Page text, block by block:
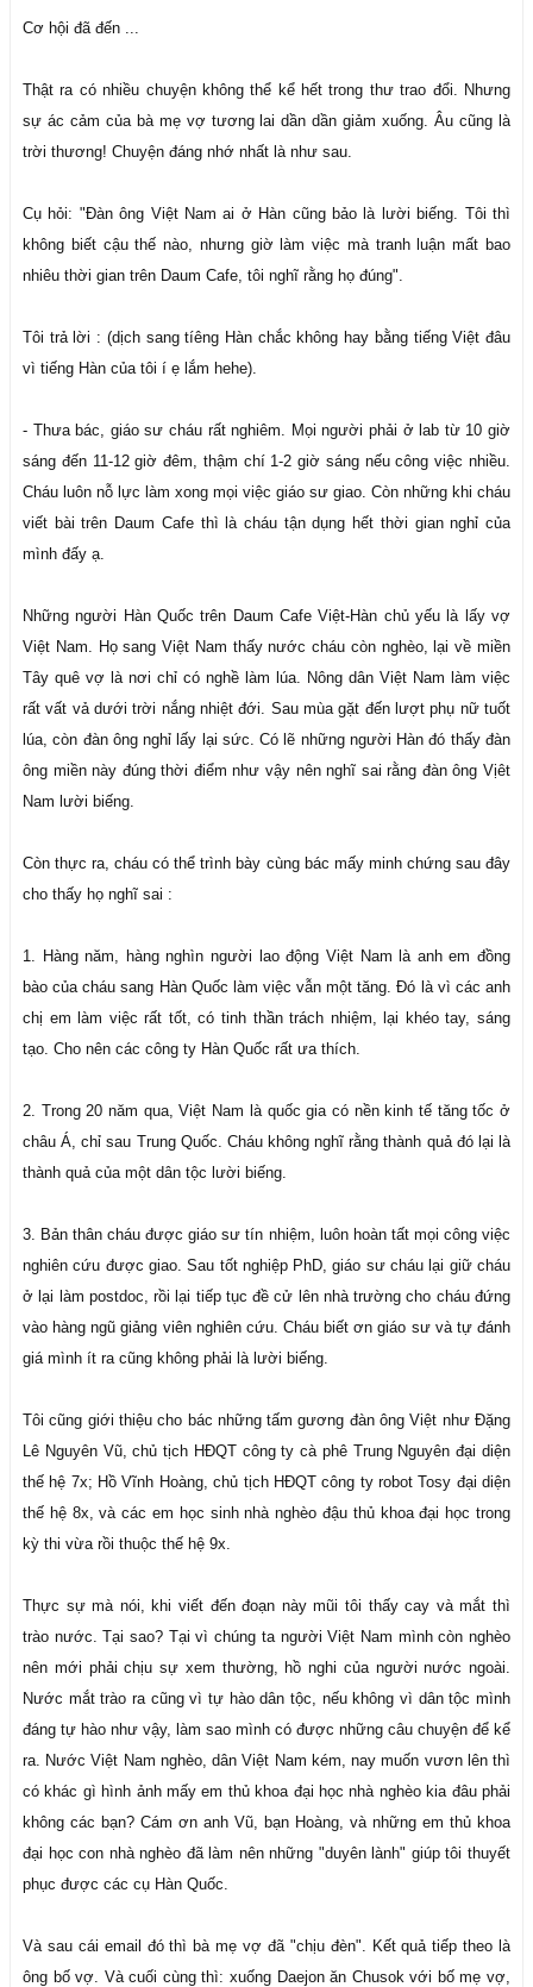
Cơ hội đã đến ...
Thật ra có nhiều chuyện không thể kể hết trong thư trao đổi. Nhưng
sự ác cảm của bà mẹ vợ tương lai dần dần giảm xuống. Âu cũng là
trời thương! Chuyện đáng nhớ nhất là như sau.
Cụ hỏi: "Đàn ông Việt Nam ai ở Hàn cũng bảo là lười biếng. Tôi thì
không biết cậu thế nào, nhưng giờ làm việc mà tranh luận mất bao
nhiêu thời gian trên Daum Cafe, tôi nghĩ rằng họ đúng".
Tôi trả lời : (dịch sang tíêng Hàn chắc không hay bằng tiếng Việt đâu
vì tiếng Hàn của tôi í ẹ lắm hehe).
- Thưa bác, giáo sư cháu rất nghiêm. Mọi người phải ở lab từ 10 giờ
sáng đến 11-12 giờ đêm, thậm chí 1-2 giờ sáng nếu công việc nhiều.
Cháu luôn nỗ lực làm xong mọi việc giáo sư giao. Còn những khi cháu
viết bài trên Daum Cafe thì là cháu tận dụng hết thời gian nghỉ của
mình đấy ạ.
Những người Hàn Quốc trên Daum Cafe Việt-Hàn chủ yếu là lấy vợ
Việt Nam. Họ sang Việt Nam thấy nước cháu còn nghèo, lại về miền
Tây quê vợ là nơi chỉ có nghề làm lúa. Nông dân Việt Nam làm việc
rất vất vả dưới trời nắng nhiệt đới. Sau mùa gặt đến lượt phụ nữ tuốt
lúa, còn đàn ông nghỉ lấy lại sức. Có lẽ những người Hàn đó thấy đàn
ông miền này đúng thời điểm như vậy nên nghĩ sai rằng đàn ông Vịêt
Nam lười biếng.
Còn thực ra, cháu có thể trình bày cùng bác mấy minh chứng sau đây
cho thấy họ nghĩ sai :
1. Hàng năm, hàng nghìn người lao động Việt Nam là anh em đồng
bào của cháu sang Hàn Quốc làm việc vẫn một tăng. Đó là vì các anh
chị em làm việc rất tốt, có tinh thần trách nhiệm, lại khéo tay, sáng
tạo. Cho nên các công ty Hàn Quốc rất ưa thích.
2. Trong 20 năm qua, Việt Nam là quốc gia có nền kinh tế tăng tốc ở
châu Á, chỉ sau Trung Quốc. Cháu không nghĩ rằng thành quả đó lại là
thành quả của một dân tộc lười biếng.
3. Bản thân cháu được giáo sư tín nhiệm, luôn hoàn tất mọi công việc
nghiên cứu được giao. Sau tốt nghiệp PhD, giáo sư cháu lại giữ cháu
ở lại làm postdoc, rồi lại tiếp tục đề cử lên nhà trường cho cháu đứng
vào hàng ngũ giảng viên nghiên cứu. Cháu biết ơn giáo sư và tự đánh
giá mình ít ra cũng không phải là lười biếng.
Tôi cũng giới thiệu cho bác những tấm gương đàn ông Việt như Đặng
Lê Nguyên Vũ, chủ tịch HĐQT công ty cà phê Trung Nguyên đại diện
thế hệ 7x; Hồ Vĩnh Hoàng, chủ tịch HĐQT công ty robot Tosy đại diện
thế hệ 8x, và các em học sinh nhà nghèo đậu thủ khoa đại học trong
kỳ thi vừa rồi thuộc thế hệ 9x.
Thực sự mà nói, khi viết đến đoạn này mũi tôi thấy cay và mắt thì
trào nước. Tại sao? Tại vì chúng ta người Việt Nam mình còn nghèo
nên mới phải chịu sự xem thường, hồ nghi của người nước ngoài.
Nước mắt trào ra cũng vì tự hào dân tộc, nếu không vì dân tộc mình
đáng tự hào như vậy, làm sao mình có được những câu chuyện để kể
ra. Nước Việt Nam nghèo, dân Việt Nam kém, nay muốn vươn lên thì
có khác gì hình ảnh mấy em thủ khoa đại học nhà nghèo kia đâu phải
không các bạn? Cám ơn anh Vũ, bạn Hoàng, và những em thủ khoa
đại học con nhà nghèo đã làm nên những "duyên lành" giúp tôi thuyết
phục được các cụ Hàn Quốc.
Và sau cái email đó thì bà mẹ vợ đã "chịu đèn". Kết quả tiếp theo là
ông bố vợ. Và cuối cùng thì: xuống Daejon ăn Chusok với bố mẹ vợ,